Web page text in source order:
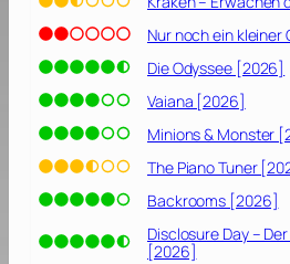
2
0
1
6
]
Nur noch ein
Die Odyssee [2026]
Vaiana [2026]
Minions & Monster
The Piano Tuner
Backrooms [2026]
Disclosure Day –
[2026]